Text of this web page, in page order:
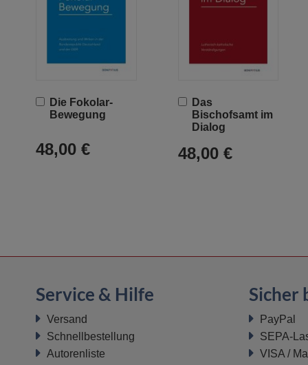
Die Fokolar-
Bewegung
48,00 €
In
den
Warenkorb
Das
Bischofsamt im
Dialog
48,00 €
In
den
Warenkorb
Service & Hilfe
Versand
Schnellbestellung
Autorenliste
Sicher
PayPal
SEPA-
VISA /